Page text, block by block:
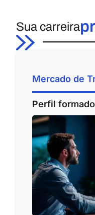
Sua carreira
Mercado de
Perfil